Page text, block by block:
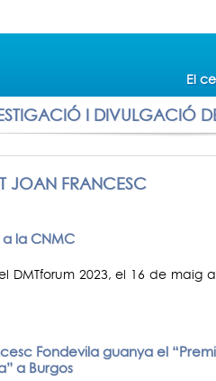
El
I DIVULGACIÓ
JOAN FRANCESC
a la CNMC
DMTforum 2023, el 16 de maig
Fondevila guanya el
a Burgos